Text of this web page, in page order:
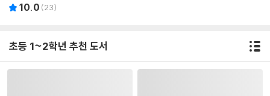
10.0 (23)
초등 1~2학년 추천 도서